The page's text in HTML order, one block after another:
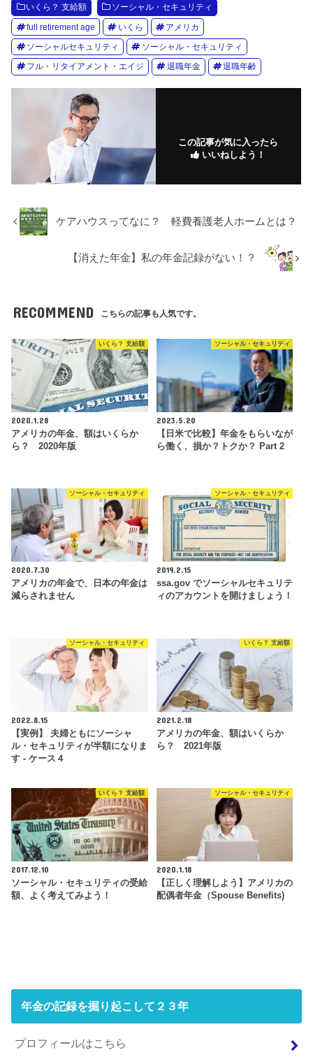
いくら？ 支給額 ソーシャル・セキュリティ
full retirement age いくら アメリカ
ソーシャルセキュリティ ソーシャル・セキュリティ
フル・リタイアメント・エイジ 退職年金 退職年齢
この記事が気に入ったら
いいねしよう！
ケアハウスってなに？ 軽費養護老人ホームとは？
【消えた年金】私の年金記録がない！？
RECOMMEND こちらの記事も人気です。
いくら？ 支給額
2020.1.28
アメリカの年金、額はいくらか
ら？ 2020年版
ソーシャル・セキュリティ
2023.5.20
【日米で比較】年金をもらいなが
ら働く、損か？トクか？ Part 2
ソーシャル・セキュリティ
2020.7.30
アメリカの年金で、日本の年金は
減らされません
ソーシャル・セキュリティ
2019.2.15
ssa.gov でソーシャルセキュリテ
ィのアカウントを開けましょう！
ソーシャル・セキュリティ
2022.8.15
【実例】 夫婦ともにソーシャ
ル・セキュリティが半額になりま
す - ケース４
いくら？ 支給額
2021.2.18
アメリカの年金、額はいくらか
ら？ 2021年版
いくら？ 支給額
2017.12.10
ソーシャル・セキュリティの受給
額、よく考えてみよう！
ソーシャル・セキュリティ
2020.1.18
【正しく理解しよう】アメリカの
配偶者年金（Spouse Benefits)
年金の記録を掘り起こして２３年
プロフィールはこちら